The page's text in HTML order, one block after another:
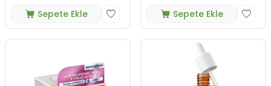
Sepete Ekle Sepete Ekle